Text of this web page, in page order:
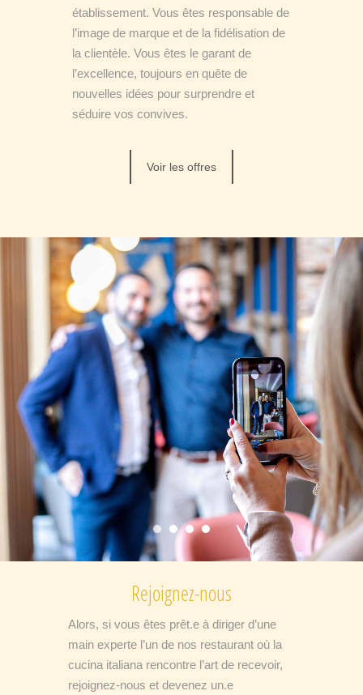
établissement. Vous êtes responsable de
l’image de marque et de la fidélisation de
la clientèle. Vous êtes le garant de
l’excellence, toujours en quête de
nouvelles idées pour surprendre et
séduire vos convives.
Voir les offres
Rejoignez-nous
Alors, si vous êtes prêt.e à diriger d’une
main experte l’un de nos restaurant où la
cucina italiana rencontre l’art de recevoir,
rejoignez-nous et devenez un.e